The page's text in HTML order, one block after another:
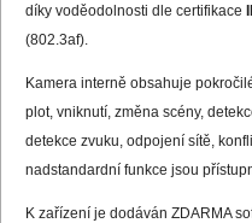
díky voděodolnosti dle certifikace
(802.3af).
Kamera interně obsahuje
plot, vniknutí, změna scény,
detekce zvuku, odpojení sítě,
nadstandardní funkce jsou
K zařízení je dodáván ZDARMA